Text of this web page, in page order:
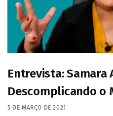
Entrevista: Samara
Descomplicando o
5 DE MARÇO DE 2021